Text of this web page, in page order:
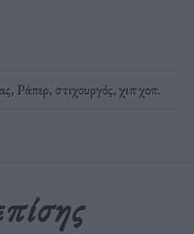
, Ράπερ,στιχουργός,χιπ χοπ.